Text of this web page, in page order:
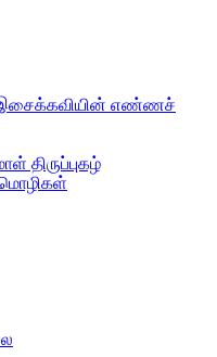
எண்ணச்
திருப்புகழ்
மொழிகள்